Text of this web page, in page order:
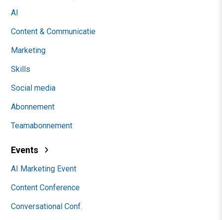
AI
Content & Communicatie
Marketing
Skills
Social media
Abonnement
Teamabonnement
Events
AI Marketing Event
Content Conference
Conversational Conf.